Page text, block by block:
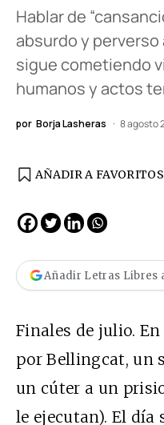
Hablar de
absurdo y perverso
sigue cometiendo
humanos y actos
por Borja Lasheras 8 agosto
AÑADIR A FAVORITOS
Añadir Letras Libres
Finales de julio.
por Bellingcat, un
un cúter a un
le ejecutan). El día